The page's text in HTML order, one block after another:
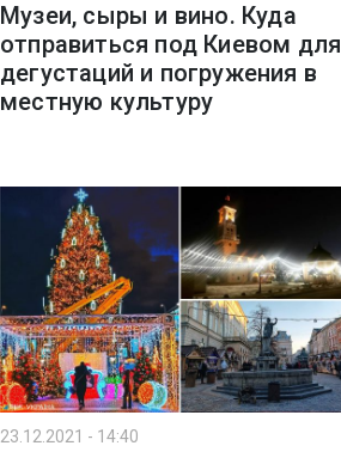
Музеи, сыры и вино. Куда
отправиться под Киевом для
дегустаций и погружения в
местную культуру
23.12.2021 - 14:40